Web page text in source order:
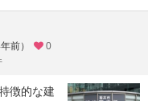
前）
0
徴的な建